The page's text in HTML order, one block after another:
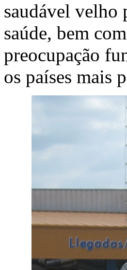
saudável velho
saúde, bem
preocupação
os países mais